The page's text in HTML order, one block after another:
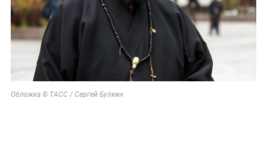
Обложка © ТАСС / Сергей Булкин